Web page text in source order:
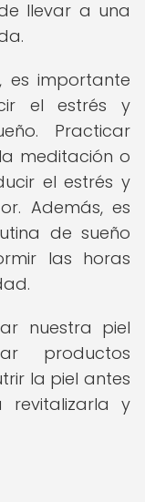
llevar a una
es importante
el estrés y
Practicar
meditación o
el estrés y
Además, es
de sueño
las horas
nuestra piel
productos
la piel antes
y